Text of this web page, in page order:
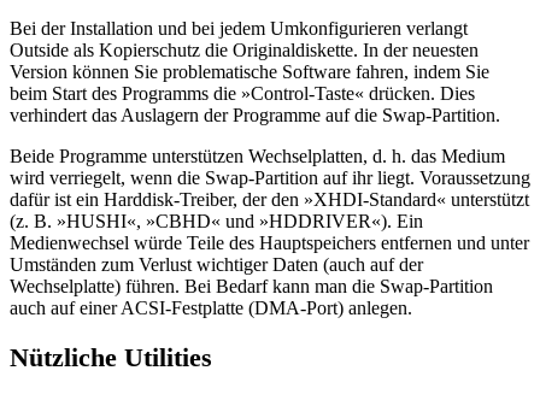
Bei der Installation und bei jedem Umkonfigurieren verlangt
Outside als Kopierschutz die Originaldiskette. In der neuesten
Version können Sie problematische Software fahren, indem Sie
beim Start des Programms die »Control-Taste« drücken. Dies
verhindert das Auslagern der Programme auf die Swap-Partition.
Beide Programme unterstützen Wechselplatten, d. h. das Medium
wird verriegelt, wenn die Swap-Partition auf ihr liegt. Voraussetzung
dafür ist ein Harddisk-Treiber, der den »XHDI-Standard« unterstützt
(z. B. »HUSHI«, »CBHD« und »HDDRIVER«). Ein
Medienwechsel würde Teile des Hauptspeichers entfernen und unter
Umständen zum Verlust wichtiger Daten (auch auf der
Wechselplatte) führen. Bei Bedarf kann man die Swap-Partition
auch auf einer ACSI-Festplatte (DMA-Port) anlegen.
Nützliche Utilities